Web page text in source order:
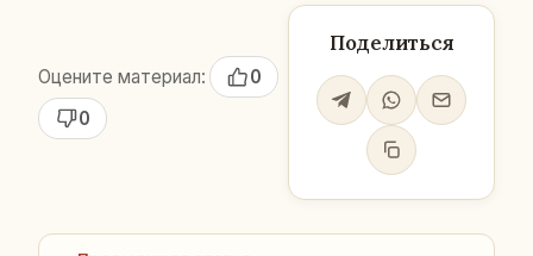
Оцените материал:
0
0
Поделиться